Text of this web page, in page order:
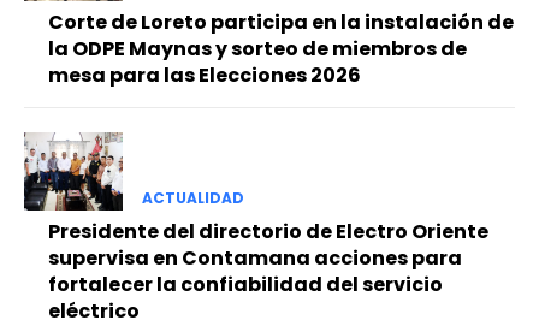
Corte de Loreto participa en la instalación de
la ODPE Maynas y sorteo de miembros de
mesa para las Elecciones 2026
ACTUALIDAD
Presidente del directorio de Electro Oriente
supervisa en Contamana acciones para
fortalecer la confiabilidad del servicio
eléctrico